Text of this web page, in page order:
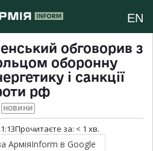
EN
обговорив з
оборонну
і санкції
рф
НОВИНИ
Прочитаєте за: < 1 хв.
АрміяInform в Google